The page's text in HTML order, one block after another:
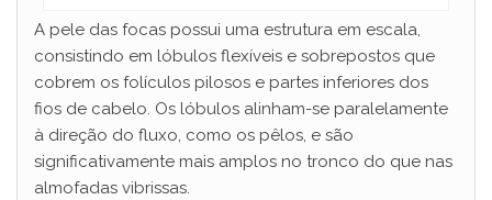
A pele das focas possui uma estrutura em escala,
consistindo em lóbulos flexíveis e sobrepostos que
cobrem os folículos pilosos e partes inferiores dos
fios de cabelo. Os lóbulos alinham-se paralelamente
à direção do fluxo, como os pêlos, e são
significativamente mais amplos no tronco do que nas
almofadas vibrissas.